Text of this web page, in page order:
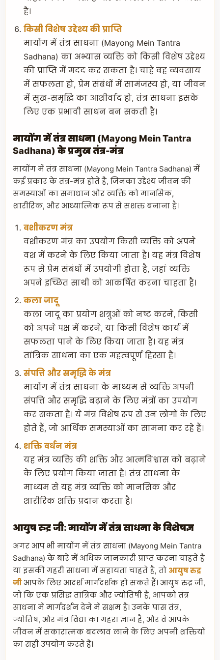
है।
किसी विशेष उद्देश्य की प्राप्ति
मायोंग में तंत्र साधना (Mayong Mein Tantra
Sadhana) का अभ्यास व्यक्ति को किसी विशेष उद्देश्य
की प्राप्ति में मदद कर सकता है। चाहे वह व्यवसाय
में सफलता हो, प्रेम संबंधों में सामंजस्य हो, या जीवन
में सुख-समृद्धि का आशीर्वाद हो, तंत्र साधना इसके
लिए एक प्रभावी साधन बन सकती है।
मायोंग में तंत्र साधना (Mayong Mein Tantra
Sadhana) के प्रमुख तंत्र-मंत्र
मायोंग में तंत्र साधना (Mayong Mein Tantra Sadhana) में
कई प्रकार के तंत्र-मंत्र होते हैं, जिनका उद्देश्य जीवन की
समस्याओं का समाधान और व्यक्ति को मानसिक,
शारीरिक, और आध्यात्मिक रूप से सशक्त बनाना है।
वशीकरण मंत्र
वशीकरण मंत्र का उपयोग किसी व्यक्ति को अपने
वश में करने के लिए किया जाता है। यह मंत्र विशेष
रूप से प्रेम संबंधों में उपयोगी होता है, जहां व्यक्ति
अपने इच्छित साथी को आकर्षित करना चाहता है।
कला जादू
कला जादू का प्रयोग शत्रुओं को नष्ट करने, किसी
को अपने पक्ष में करने, या किसी विशेष कार्य में
सफलता पाने के लिए किया जाता है। यह मंत्र
तांत्रिक साधना का एक महत्वपूर्ण हिस्सा है।
संपत्ति और समृद्धि के मंत्र
मायोंग में तंत्र साधना के माध्यम से व्यक्ति अपनी
संपत्ति और समृद्धि बढ़ाने के लिए मंत्रों का उपयोग
कर सकता है। ये मंत्र विशेष रूप से उन लोगों के लिए
होते हैं, जो आर्थिक समस्याओं का सामना कर रहे हैं।
शक्ति वर्धन मंत्र
यह मंत्र व्यक्ति की शक्ति और आत्मविश्वास को बढ़ाने
के लिए प्रयोग किया जाता है। तंत्र साधना के
माध्यम से यह मंत्र व्यक्ति को मानसिक और
शारीरिक शक्ति प्रदान करता है।
आयुष रुद्र जी: मायोंग में तंत्र साधना के विशेषज्ञ
अगर आप भी मायोंग में तंत्र साधना (Mayong Mein Tantra
Sadhana) के बारे में अधिक जानकारी प्राप्त करना चाहते हैं
या इसकी गहरी साधना में सहायता चाहते हैं, तो आयुष रुद्र
जी आपके लिए आदर्श मार्गदर्शक हो सकते हैं। आयुष रुद्र जी,
जो कि एक प्रसिद्ध तांत्रिक और ज्योतिषी हैं, आपको तंत्र
साधना में मार्गदर्शन देने में सक्षम हैं। उनके पास तंत्र,
ज्योतिष, और मंत्र विद्या का गहरा ज्ञान है, और वे आपके
जीवन में सकारात्मक बदलाव लाने के लिए अपनी शक्तियों
का सही उपयोग करते हैं।